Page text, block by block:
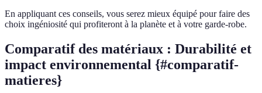
En appliquant ces conseils, vous serez mieux équipé pour faire des
choix ingéniosité qui profiteront à la planète et à votre garde-robe.
Comparatif des matériaux : Durabilité et
impact environnemental {#comparatif-
matieres}